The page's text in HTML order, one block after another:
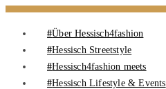
Über Hessisch4fashion
Hessisch Streetstyle
Hessisch4fashion meets
Hessisch Lifestyle & Events